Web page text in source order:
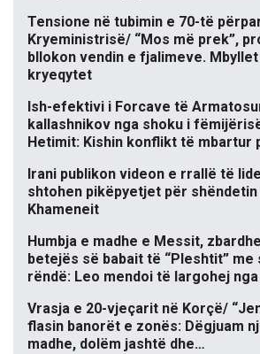
Tensione në tubimin e 70-të
Kryeministrisë/ “Mos më prek”,
bllokon vendin e fjalimeve.
kryeqytet
Ish-efektivi i Forcave të
kallashnikov nga shoku i
Hetimit: Kishin konflikt të mbartur
Irani publikon videon e rrallë të
shtohen pikëpyetjet për
Khameneit
Humbja e madhe e Messit,
betejës së babait të “Pleshtit” me
rëndë: Leo mendoi të largohej
Vrasja e 20-vjeçarit në Korçë/
flasin banorët e zonës: Dëgjuam
madhe, dolëm jashtë dhe…